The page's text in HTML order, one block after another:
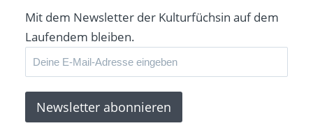
Mit dem Newsletter der Kulturfüchsin auf dem
Laufendem bleiben.